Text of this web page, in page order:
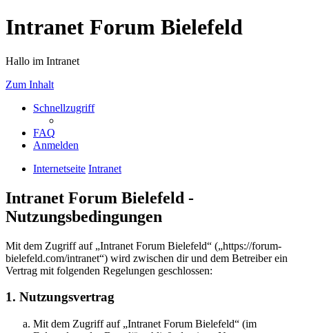
Intranet Forum Bielefeld
Hallo im Intranet
Zum Inhalt
Schnellzugriff
FAQ
Anmelden
Internetseite Intranet
Intranet Forum Bielefeld -
Nutzungsbedingungen
Mit dem Zugriff auf „Intranet Forum Bielefeld“ („https://forum-
bielefeld.com/intranet“) wird zwischen dir und dem Betreiber ein
Vertrag mit folgenden Regelungen geschlossen:
1. Nutzungsvertrag
Mit dem Zugriff auf „Intranet Forum Bielefeld“ (im